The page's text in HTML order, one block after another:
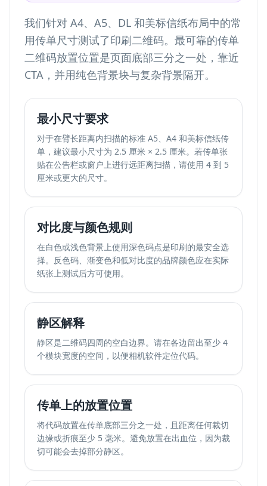
我们针对 A4、A5、DL 和美标信纸布局中的常
用传单尺寸测试了印刷二维码。最可靠的传单
二维码放置位置是页面底部三分之一处，靠近
CTA，并用纯色背景块与复杂背景隔开。
最小尺寸要求
对于在臂长距离内扫描的标准 A5、A4 和美标信纸传
单，建议最小尺寸为 2.5 厘米 × 2.5 厘米。若传单张
贴在公告栏或窗户上进行远距离扫描，请使用 4 到 5
厘米或更大的尺寸。
对比度与颜色规则
在白色或浅色背景上使用深色码点是印刷的最安全选
择。反色码、渐变色和低对比度的品牌颜色应在实际
纸张上测试后方可使用。
静区解释
静区是二维码四周的空白边界。请在各边留出至少 4
个模块宽度的空间，以便相机软件定位代码。
传单上的放置位置
将代码放置在传单底部三分之一处，且距离任何裁切
边缘或折痕至少 5 毫米。避免放置在出血位，因为裁
切可能会去掉部分静区。